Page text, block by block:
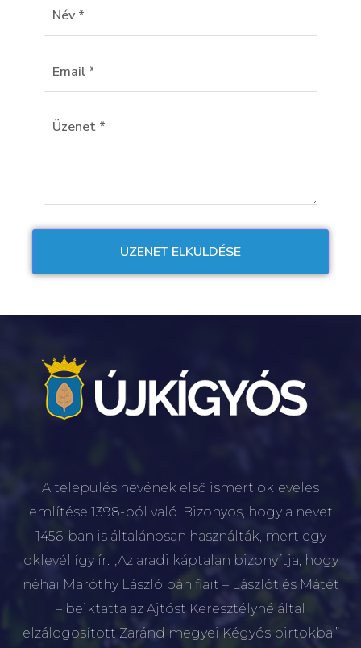
A település nevének első ismert okleveles
említése 1398-ból való. Bizonyos, hogy a nevet
1456-ban is általánosan használták, mert egy
oklevél így ír: „Az aradi káptalan bizonyítja, hogy
néhai Maróthy László bán fiait – Lászlót és Mátét
– beiktatta az Ajtóst Keresztélyné által
elzálogosított Zaránd megyei Kégyós birtokba.”